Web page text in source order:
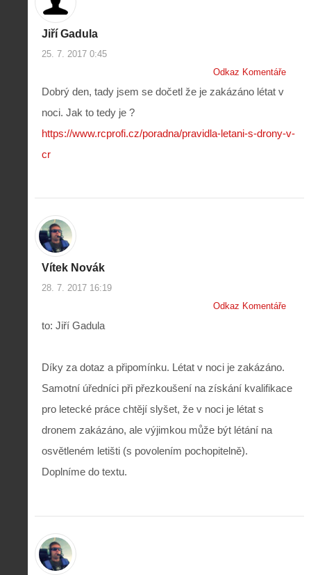
Jiří Gadula
25. 7. 2017 0:45
Odkaz Komentáře
Dobrý den, tady jsem se dočetl že je zakázáno létat v
noci. Jak to tedy je ?
https://www.rcprofi.cz/poradna/pravidla-letani-s-drony-v-
cr
Vítek Novák
28. 7. 2017 16:19
Odkaz Komentáře
to: Jiří Gadula
Díky za dotaz a připomínku. Létat v noci je zakázáno.
Samotní úředníci při přezkoušení na získání kvalifikace
pro letecké práce chtějí slyšet, že v noci je létat s
dronem zakázáno, ale výjimkou může být létání na
osvětleném letišti (s povolením pochopitelně).
Doplníme do textu.